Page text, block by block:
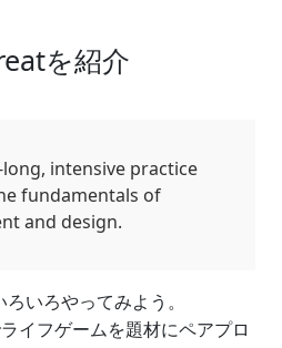
を紹介
intensive practice
fundamentals of
and design.
いろやってみよう。
イフゲームを題材にペアプロ